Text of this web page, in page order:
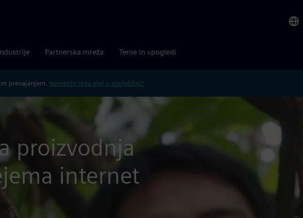
Partnerska mreža Teme in vpogledi
prevajanjem. Namesto tega glej v angleščini?
proizvodnje
proizvodnja
internet